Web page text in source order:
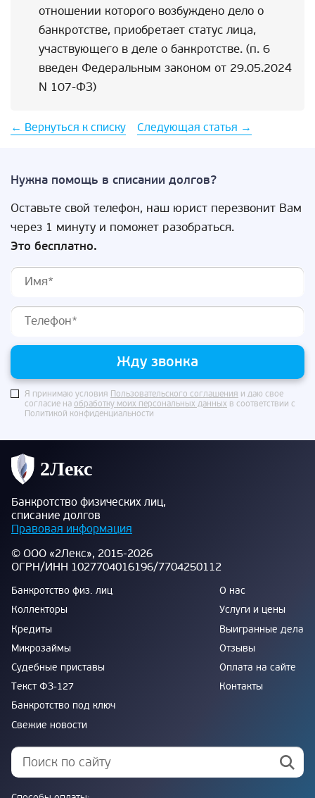
отношении которого возбуждено дело о
банкротстве, приобретает статус лица,
участвующего в деле о банкротстве. (п. 6
введен Федеральным законом от 29.05.2024
N 107-ФЗ)
← Вернуться к списку Следующая статья →
Нужна помощь в списании долгов?
Оставьте свой телефон, наш юрист перезвонит Вам
через 1 минуту и поможет разобраться.
Это бесплатно.
Жду звонка
Я принимаю условия Пользовательского соглашения и даю свое
согласие на обработку моих персональных данных в соответствии с
Политикой конфиденциальности
Банкротство физических лиц,
списание долгов
Правовая информация
© ООО «2Лекс», 2015-2026
ОГРН/ИНН 1027704016196/7704250112
Банкротство физ. лиц
Коллекторы
Кредиты
Микрозаймы
Судебные приставы
Текст ФЗ-127
Банкротство под ключ
Свежие новости
О нас
Услуги и цены
Выигранные дела
Отзывы
Оплата на сайте
Контакты